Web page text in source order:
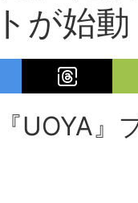
が始動
UOYA』